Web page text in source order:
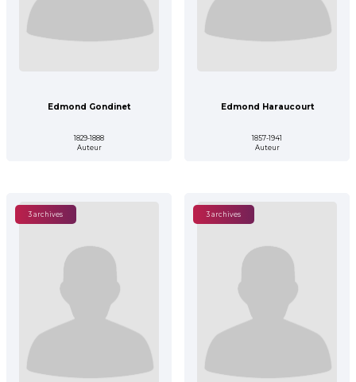
Edmond Gondinet
1829-1888
Auteur
Edmond Haraucourt
1857-1941
Auteur
3 archives 3 archives